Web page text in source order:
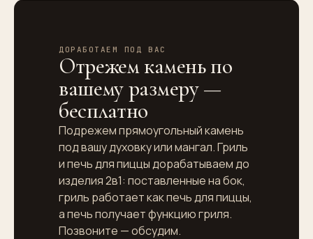
ДОРАБОТАЕМ ПОД ВАС
Отрежем камень по
вашему размеру —
бесплатно
Подрежем прямоугольный камень
под вашу духовку или мангал. Гриль
и печь для пиццы дорабатываем до
изделия 2в1: поставленные на бок,
гриль работает как печь для пиццы,
а печь получает функцию гриля.
Позвоните — обсудим.